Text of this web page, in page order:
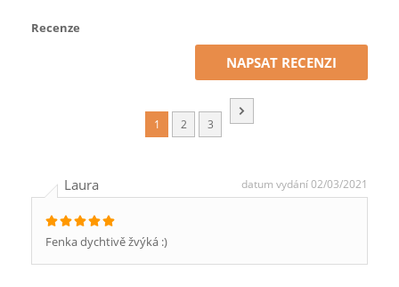
Recenze
NAPSAT RECENZI
1 2 3
Laura datum vydání 02/03/2021
Fenka dychtivě žvýká :)